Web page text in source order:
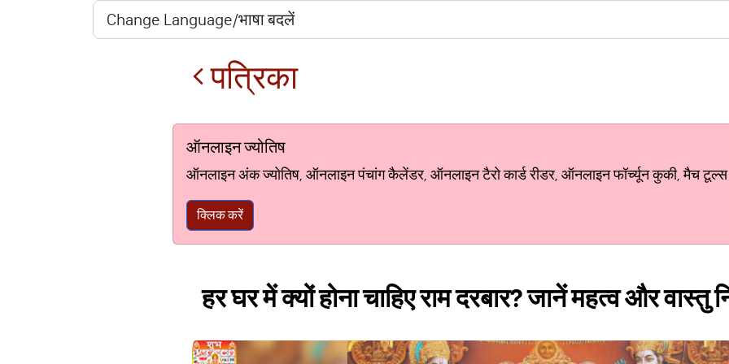
पत्रिका
ऑनलाइन ज्योतिष
ऑनलाइन अंक ज्योतिष, ऑनलाइन पंचांग कैलेंडर, ऑनलाइन टैरो कार्ड रीडर, ऑनलाइन फॉर्च्यून कुकी, मैच टूल्स
क्लिक करें
हर घर में क्यों होना चाहिए राम दरबार? जानें महत्व और वास्तु